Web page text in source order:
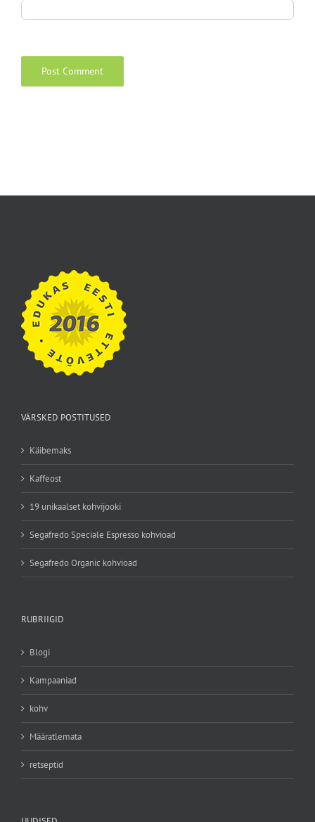
VÄRSKED POSTITUSED
Käibemaks
Kaffeost
19 unikaalset kohvijooki
Segafredo Speciale Espresso kohvioad
Segafredo Organic kohvioad
RUBRIIGID
Blogi
Kampaaniad
kohv
Määratlemata
retseptid